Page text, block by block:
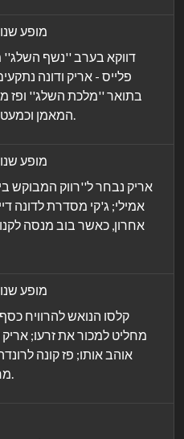
מופע שנות ה-70
דווקא בערב ''נשף השלג''
פלייס - אריק ודונה
בתואר ''מלכת השלג'' ופז
המאמן וכמעט מאבד את בתוליו. כ' עב. (שח).
מופע שנות ה-70
אריק נבחר ל''רווק המבוקש
אמילי; ג'קי מסדרת לדונה
אחרון, כאשר בוב מנסה
מופע שנות ה-70
קלסו הנואש להרוויח
מחליט למכור את זרעו;
אוהב אותו; פז קונה
מחסל אותה בעצמו. כ' עב. (שח).